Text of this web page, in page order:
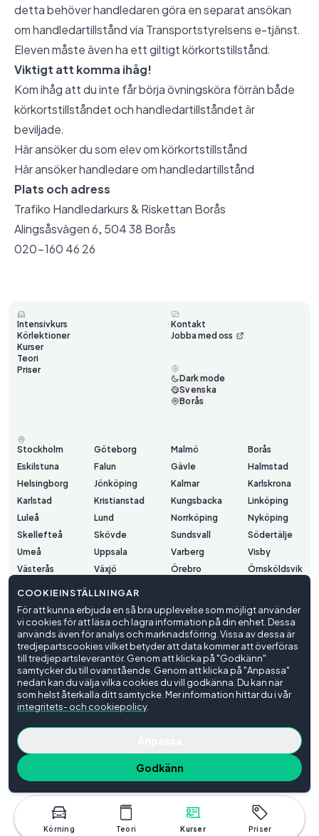
Körning Teori Kurser Priser
detta behöver handledaren göra en separat ansökan
om handledartillstånd via Transportstyrelsens e-tjänst.
Eleven måste även ha ett giltigt körkortstillstånd.
Viktigt att komma ihåg!
Kom ihåg att du inte får börja övningsköra förrän både
körkortstillståndet och handledartillståndet är
beviljade.
Här ansöker du som elev om körkortstillstånd
Här ansöker handledare om handledartillstånd
Plats och adress
Trafiko Handledarkurs & Riskettan Borås
Alingsåsvägen 6, 504 38 Borås
020-160 46 26
Intensivkurs
Körlektioner
Kurser
Teori
Priser
Kontakt
Jobba med oss
Dark mode
Svenska
Borås
Stockholm Göteborg Malmö
Borås
Eskilstuna
Falun Gävle
Halmstad
Helsingborg
Jönköping Kalmar
Karlskrona
Karlstad
Kristianstad Kungsbacka
Linköping
Luleå
Lund Norrköping
Nyköping
Skellefteå
Skövde Sundsvall
Södertälje
Umeå
Uppsala Varberg
Visby
Västerås
Växjö Örebro
Örnsköldsvik
Användarvillkor
Integritetspolicy
Cookieinställningar
COOKIEINSTÄLLNINGAR
För att kunna erbjuda en så bra upplevelse som möjligt använder
vi cookies för att läsa och lagra information på din enhet. Dessa
används även för analys och marknadsföring. Vissa av dessa är
tredjepartscookies vilket betyder att data kommer att överföras
till tredjepartsleverantör. Genom att klicka på "Godkänn"
samtycker du till ovanstående. Genom att klicka på "Anpassa"
nedan kan du välja vilka cookies du vill godkänna. Du kan när
som helst återkalla ditt samtycke. Mer information hittar du i vår
integritets- och cookiepolicy.
Godkänn
© Trafiko2026